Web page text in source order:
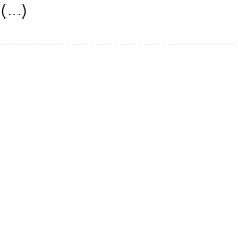
(…)